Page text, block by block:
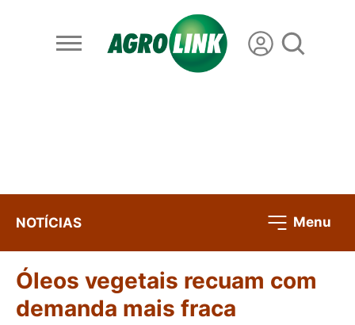
NOTÍCIAS Menu
Óleos vegetais recuam com
demanda mais fraca